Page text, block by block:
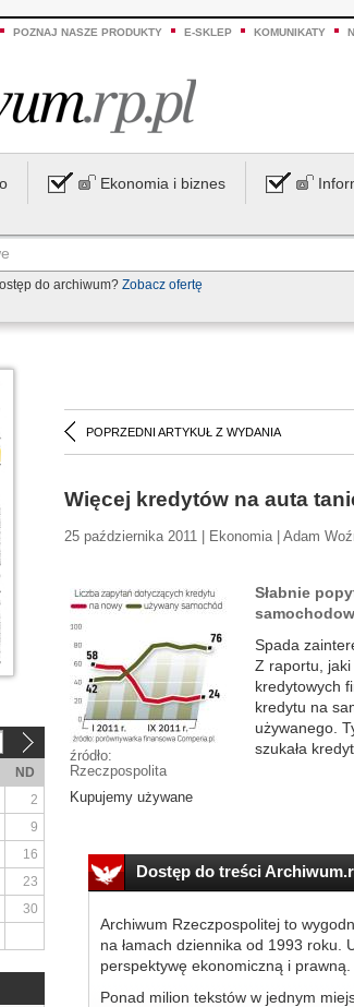
POZNAJ NASZE PRODUKTY E-SKLEP KOMUNIKATY
Ekonomia i biznes
do archiwum? Zobacz ofertę
POPRZEDNI ARTYKUŁ Z WYDANIA
Więcej kredytów na auta
25 października 2011 | Ekonomia | Adam
źródło:
Rzeczpospolita
Kupujemy używane
Słabnie
Spada
Z raportu, jaki
kredytowych
kredytu na
używanego.
szukała
Dostęp do treści
Archiwum Rzeczpospolitej to
na łamach dziennika od 1993 roku.
perspektywę ekonomiczną i prawną.
Ponad milion tekstów w jednym
ND
2
9
16
23
30